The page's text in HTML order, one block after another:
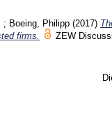
; Boeing, Philipp (2017)
firms.
ZEW